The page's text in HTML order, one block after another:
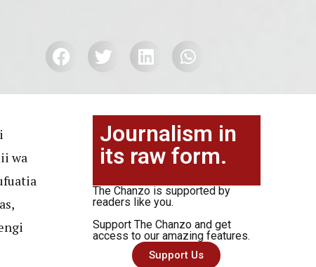
wa
Journalism in
its raw form.
The Chanzo is supported by
readers like you.
Support The Chanzo and get
access to our amazing features.
Support Us